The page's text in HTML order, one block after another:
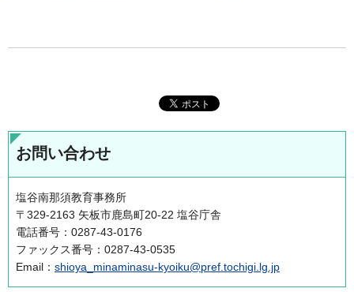
お問い合わせ
塩谷南那須教育事務所
〒329-2163 矢板市鹿島町20-22 塩谷庁舎
電話番号：0287-43-0176
ファックス番号：0287-43-0535
Email： shioya_minaminasu-kyoiku@pref.tochigi.lg.jp